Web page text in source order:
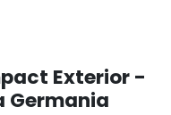
Exterior -
Germania